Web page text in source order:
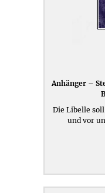
Anhänger –
Die Libelle
und vor